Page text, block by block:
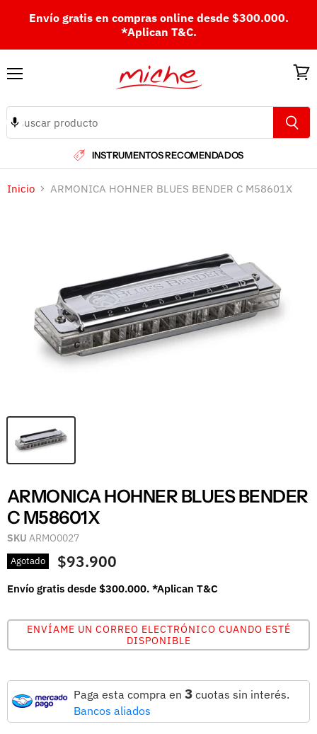
Envío gratis en compras online desde $300.000.
*Aplican T&C.
INSTRUMENTOS RECOMENDADOS
Inicio ARMONICA HOHNER BLUES BENDER C M58601X
ARMONICA HOHNER BLUES BENDER
C M58601X
SKU ARMO0027
Agotado $93.900
Envío gratis desde $300.000. *Aplican T&C
ENVÍAME UN CORREO ELECTRÓNICO CUANDO ESTÉ
DISPONIBLE
Paga esta compra en 3 cuotas sin interés.
Bancos aliados